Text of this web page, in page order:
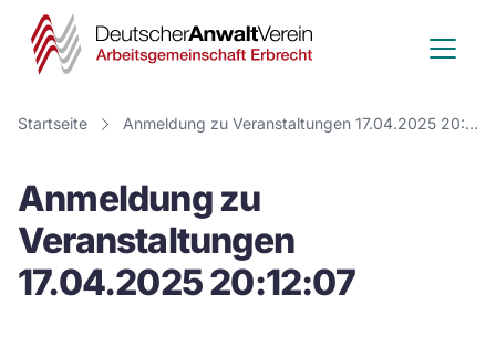
Deutscher
Anwalt
Verein
Startseite Anmeldung zu Veranstaltungen 17.04.2025 20:12:07
Anmeldung zu
Veranstaltungen
17.04.2025 20:12:07